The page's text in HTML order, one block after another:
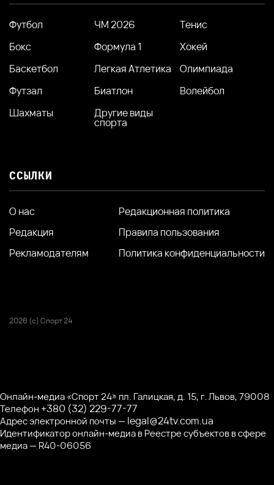
Футбол ЧМ 2026
Тенис
Бокс
Формула 1
Хокей
Баскетбол
Легкая Атлетика
Олимпиада
Футзал
Биатлон
Волейбол
Шахматы
Другие виды
спорта
ССЫЛКИ
О нас
Редакция
Рекламодателям
Редакционная политика
Правила пользования
Политика конфиденциальности
2026 (с) Спорт 24
Онлайн-медиа «Спорт 24» пл. Галицкая, д. 15, г. Львов, 79008
Телефон +380 (32) 229-77-77
Адрес электронной почты — legal@24tv.com.ua
Идентификатор онлайн-медиа в Реестре субъектов в сфере
медиа — R40-06056